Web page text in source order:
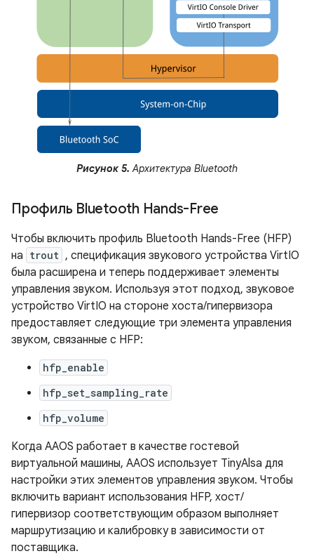
Рисунок 5. Архитектура Bluetooth
Профиль Bluetooth Hands-Free
Чтобы включить профиль Bluetooth Hands-Free (HFP)
на trout , спецификация звукового устройства VirtIO
была расширена и теперь поддерживает элементы
управления звуком. Используя этот подход, звуковое
устройство VirtIO на стороне хоста/гипервизора
предоставляет следующие три элемента управления
звуком, связанные с HFP:
hfp_enable
hfp_set_sampling_rate
hfp_volume
Когда AAOS работает в качестве гостевой
виртуальной машины, AAOS использует TinyAlsa для
настройки этих элементов управления звуком. Чтобы
включить вариант использования HFP, хост/
гипервизор соответствующим образом выполняет
маршрутизацию и калибровку в зависимости от
поставщика.